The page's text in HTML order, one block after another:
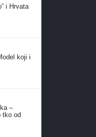
i Hrvata
koji i
–
tko od